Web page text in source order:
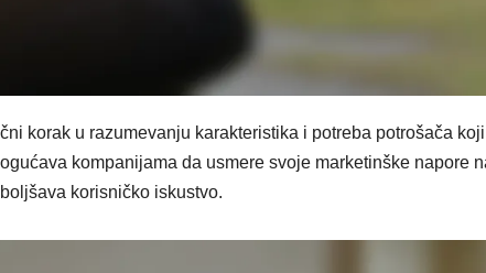
korak u razumevanju karakteristika i potreba potrošača
kompanijama da usmere svoje marketinške napore
korisničko iskustvo.